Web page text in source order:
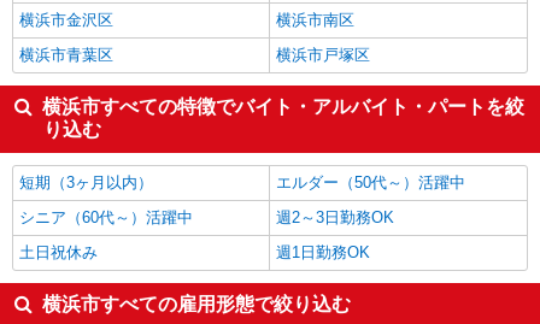
横浜市金沢区
横浜市南区
横浜市青葉区
横浜市戸塚区
横浜市すべての特徴でバイト・アルバイト・パートを絞
り込む
短期（3ヶ月以内）
エルダー（50代～）活躍中
シニア（60代～）活躍中
週2～3日勤務OK
土日祝休み
週1日勤務OK
横浜市すべての雇用形態で絞り込む